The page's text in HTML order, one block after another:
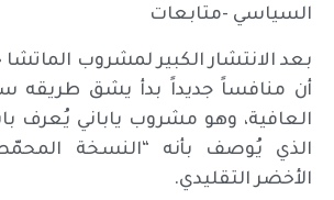
السياسي -متابعات
بعد الانتشار الكبير لمشروب الماتشا
أن منافساً جديداً بدأ يشق طريقه
العافية، وهو مشروب ياباني يُعرف
الذي يُوصف بأنه “النسخة
الأخضر التقليدي.